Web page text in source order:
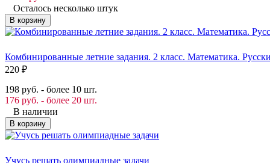
Осталось несколько штук
В корзину
Комбинированные летние задания. 2 класс. Математика.
220 ₽
198 руб. - более 10 шт.
176 руб. - более 20 шт.
В наличии
В корзину
Учусь решать олимпиадные задачи